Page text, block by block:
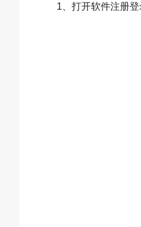
1、打开软件注册登